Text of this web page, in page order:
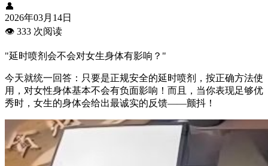
👤
2026年03月14日
👁️ 333 次阅读
"延时喷剂会不会对女生身体有影响？"
今天就统一回答：只要是正规安全的延时喷剂，按正确方法使
用，对女性身体基本不会有负面影响！而且，当你表现足够优
秀时，女生的身体会给出最诚实的反馈——颤抖！